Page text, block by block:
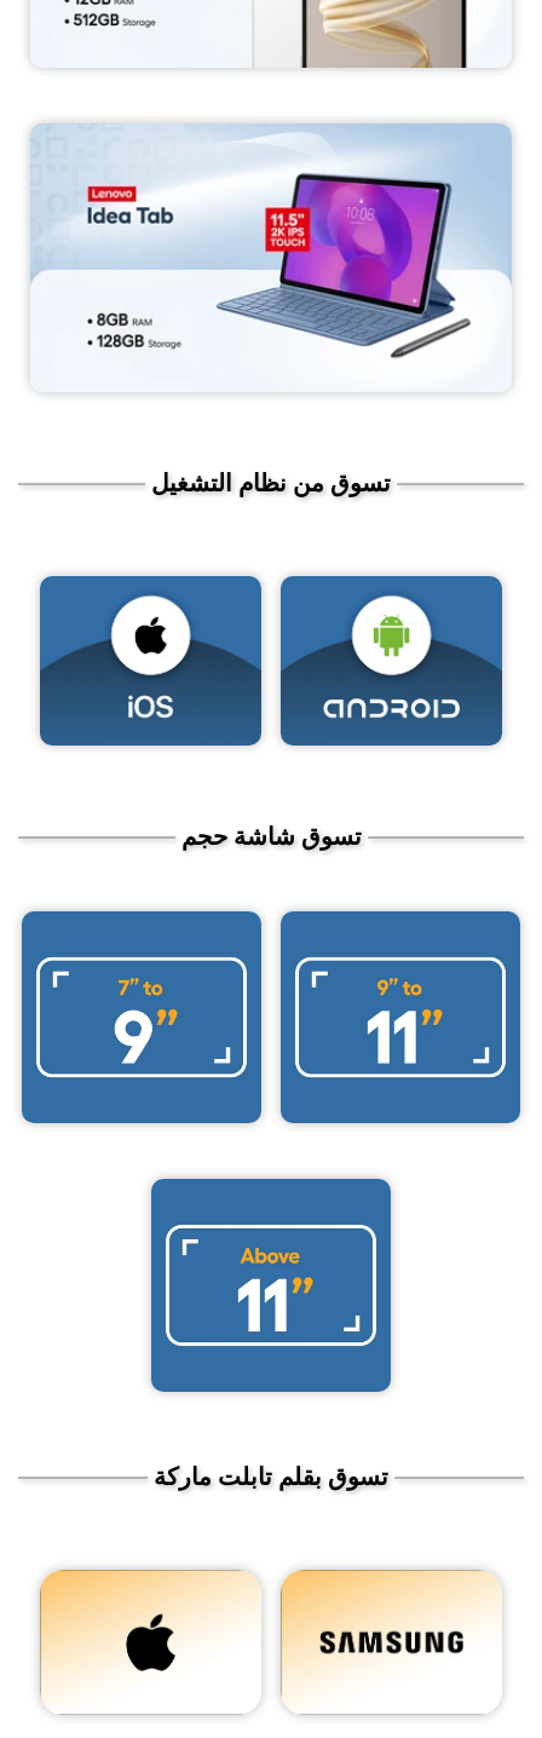
تسوق من نظام التشغيل
تسوق شاشة حجم
تسوق بقلم تابلت ماركة